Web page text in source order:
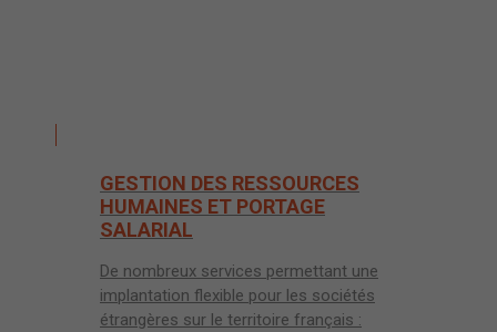
GESTION DES RESSOURCES
HUMAINES ET PORTAGE
SALARIAL
De nombreux services permettant une
implantation flexible pour les sociétés
étrangères sur le territoire français :